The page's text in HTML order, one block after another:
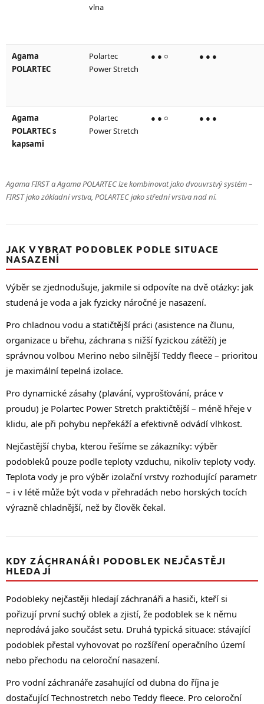
vlna
Agama
POLARTEC
Polartec
Power Stretch
● ● ○ ● ● ●
Agama
POLARTEC s
kapsami
Polartec
Power Stretch
● ● ○ ● ● ●
Agama FIRST a Agama POLARTEC lze kombinovat jako dvouvrstvý systém –
FIRST jako základní vrstva, POLARTEC jako střední vrstva nad ní.
JAK VYBRAT PODOBLEK PODLE SITUACE
NASAZENÍ
Výběr se zjednodušuje, jakmile si odpovíte na dvě otázky: jak
studená je voda a jak fyzicky náročné je nasazení.
Pro chladnou vodu a statičtější práci (asistence na člunu,
organizace u břehu, záchrana s nižší fyzickou zátěží) je
správnou volbou Merino nebo silnější Teddy fleece – prioritou
je maximální tepelná izolace.
Pro dynamické zásahy (plavání, vyprošťování, práce v
proudu) je Polartec Power Stretch praktičtější – méně hřeje v
klidu, ale při pohybu nepřekáží a efektivně odvádí vlhkost.
Nejčastější chyba, kterou řešíme se zákazníky: výběr
podobleků pouze podle teploty vzduchu, nikoliv teploty vody.
Teplota vody je pro výběr izolační vrstvy rozhodující parametr
– i v létě může být voda v přehradách nebo horských tocích
výrazně chladnější, než by člověk čekal.
KDY ZÁCHRANÁŘI PODOBLEK NEJČASTĚJI
HLEDAJÍ
Podobleky nejčastěji hledají záchranáři a hasiči, kteří si
pořizují první suchý oblek a zjistí, že podoblek se k němu
neprodává jako součást setu. Druhá typická situace: stávající
podoblek přestal vyhovovat po rozšíření operačního území
nebo přechodu na celoroční nasazení.
Pro vodní záchranáře zasahující od dubna do října je
dostačující Technostretch nebo Teddy fleece. Pro celoroční